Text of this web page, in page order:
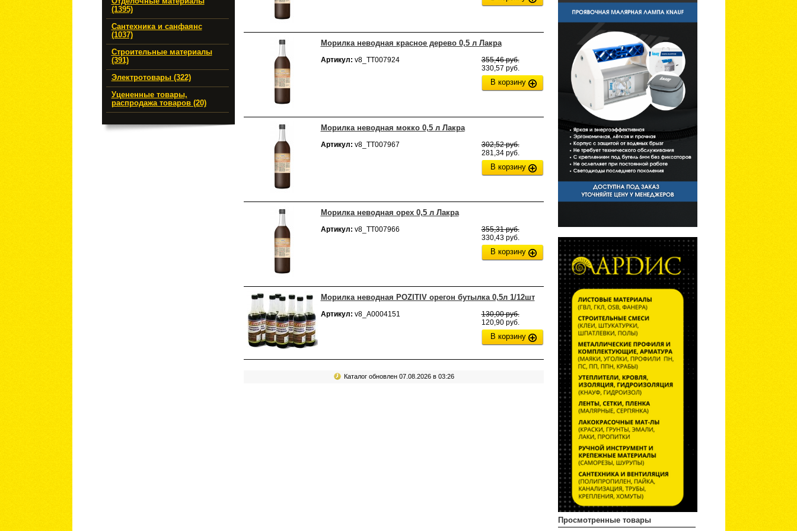
Просмотренные товары
(1395)
Сантехника и санфаянс
(1037)
Строительные материалы
(391)
Электротовары (322)
Уцененные товары,
распродажа товаров (20)
Морилка неводная красное дерево 0,5 л Лакра
Артикул: v8_ТТ007924
355,46 руб.
330,57 руб.
В корзину
Морилка неводная мокко 0,5 л Лакра
Артикул: v8_ТТ007967
302,52 руб.
281,34 руб.
В корзину
Морилка неводная орех 0,5 л Лакра
Артикул: v8_ТТ007966
355,31 руб.
330,43 руб.
В корзину
Морилка неводная POZITIV орегон бутылка 0,5л 1/12шт
Артикул: v8_А0004151
130,00 руб.
120,90 руб.
В корзину
Каталог обновлен 07.08.2026 в 03:26